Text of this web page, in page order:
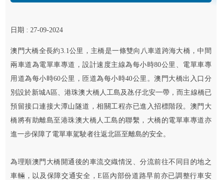
日期 : 27-09-2024
澳門大橋全長約3.1公里，主橋是一條雙向八車道跨海大橋，中間
兩車道為電單車專道，設計速度主線為每小時80公里、電單車專
用道為每小時60公里，匝道為每小時40公里。澳門大橋出入口分
別設於新城A區、港珠澳大橋人工島及氹仔北安一帶，而主線橋已
預留接口連接大潭山隧道，相關工程亦已進入招標階段。澳門大
橋將有助離島至港珠澳大橋人工島的聯繫，大橋的電單車專道亦
進一步保障了電單車駕駛者往返北區至離島的安全。
為理順澳門大橋開通後的車流交織情況、分流前往不同目的地之
車輛，以及保障交通安全，E區內部份道路早前亦已調整行車安